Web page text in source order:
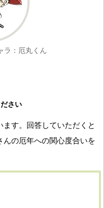
ラ：厄丸くん
さい
す。回答していただくと
の厄年への関心度合いを